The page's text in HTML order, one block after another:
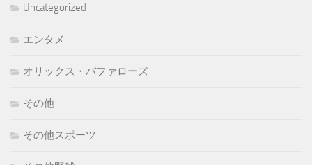
ブ
Uncategorized
エンタメ
オリックス・バファローズ
その他
その他スポーツ